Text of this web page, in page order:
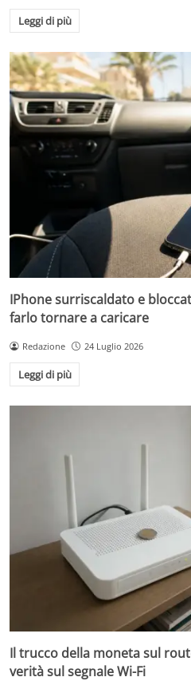
Leggi di più
IPhone surriscaldato e
farlo tornare a caricare
Redazione 24 Luglio 2026
Leggi di più
Il trucco della moneta sul
verità sul segnale Wi-Fi